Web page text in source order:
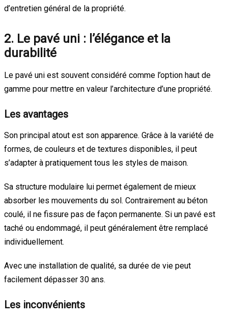
d’entretien général de la propriété.
2. Le pavé uni : l’élégance et la
durabilité
Le pavé uni est souvent considéré comme l’option haut de
gamme pour mettre en valeur l’architecture d’une propriété.
Les avantages
Son principal atout est son apparence. Grâce à la variété de
formes, de couleurs et de textures disponibles, il peut
s’adapter à pratiquement tous les styles de maison.
Sa structure modulaire lui permet également de mieux
absorber les mouvements du sol. Contrairement au béton
coulé, il ne fissure pas de façon permanente. Si un pavé est
taché ou endommagé, il peut généralement être remplacé
individuellement.
Avec une installation de qualité, sa durée de vie peut
facilement dépasser 30 ans.
Les inconvénients